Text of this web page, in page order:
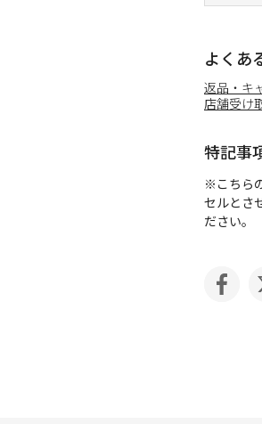
よくあ
返品・キ
店舗受け
特記事
※こちら
セルとさ
ださい。